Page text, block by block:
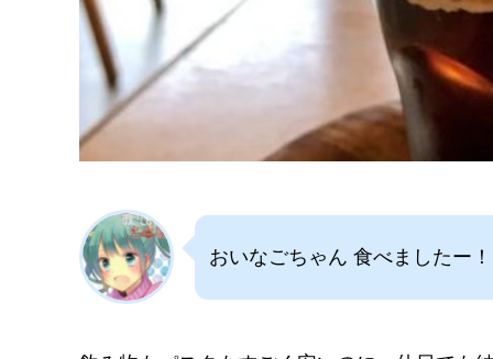
おいなごちゃん 食べましたー！